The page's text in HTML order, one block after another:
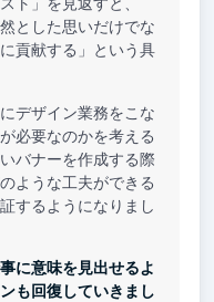
ト」を見返すと、
とした思いだけでな
貢献する」という具
デザイン業務をこな
必要なのかを考える
バナーを作成する際
ような工夫ができる
するようになりまし
に意味を見出せるよ
も回復していきまし